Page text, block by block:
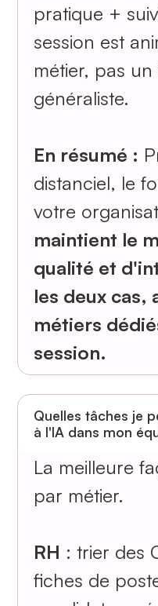
pratique +
session est
métier, pas
généraliste.
En résumé :
distanciel, le
votre
maintient le
qualité et
les deux cas,
métiers
session.
Quelles tâches je
à l'IA dans mon
La meilleure
par métier.
RH : trier des
fiches de